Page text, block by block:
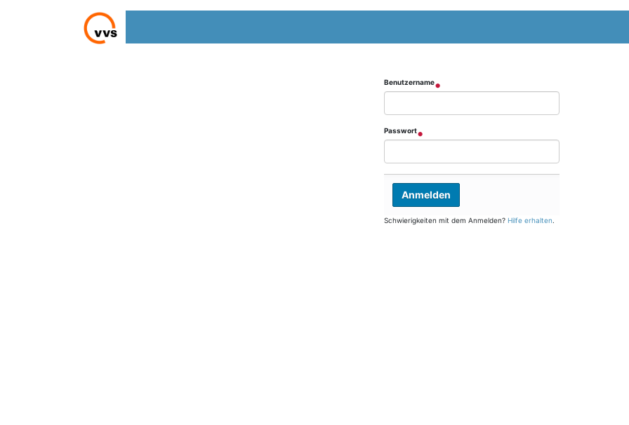
Benutzername
Passwort
Schwierigkeiten mit dem Anmelden? Hilfe erhalten.